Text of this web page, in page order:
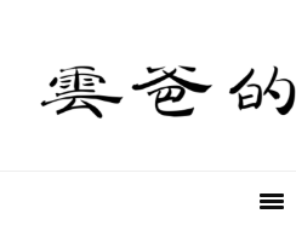
primary
navigation
content
primary
sidebar